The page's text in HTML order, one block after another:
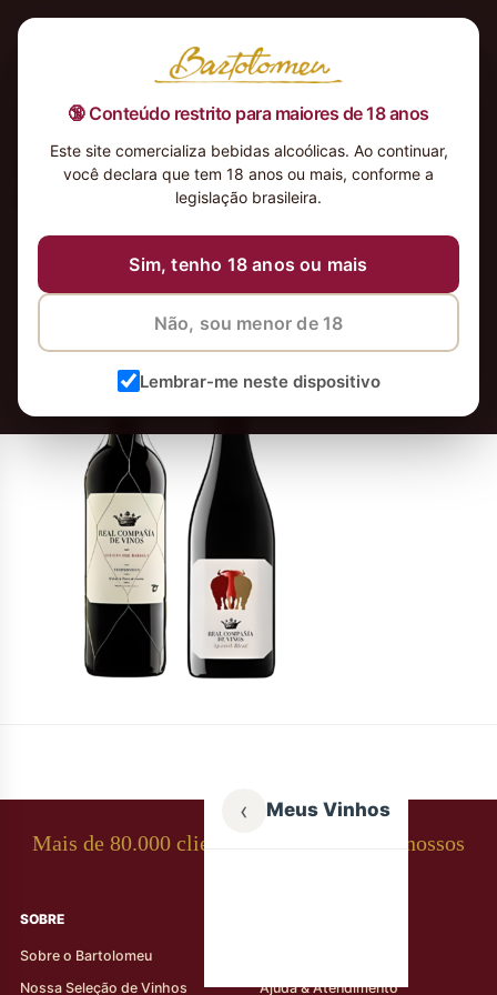
🔞 Conteúdo restrito para maiores de 18 anos
Este site comercializa bebidas alcoólicas. Ao continuar,
você declara que tem 18 anos ou mais, conforme a
legislação brasileira.
Sim, tenho 18 anos ou mais
Não, sou menor de 18
Lembrar-me neste dispositivo
Real-Compania-Folklore-Real-
Compania-_4x
12 de maio de 2026
‹ Meus Vinhos
Mais de 80.000 clientes apaixonados por nossos
SOBRE
Sobre o Bartolomeu
Nossa Seleção de Vinhos
Ajuda & Atendimento